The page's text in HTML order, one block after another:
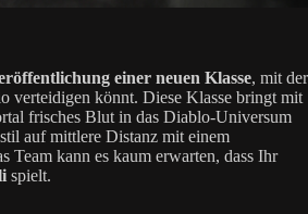
einer neuen Klasse, mit der
verteidigen könnt. Diese Klasse bringt mit
frisches Blut in das Diablo-Universum
auf mittlere Distanz mit einem
Team kann es kaum erwarten, dass Ihr
spielt.